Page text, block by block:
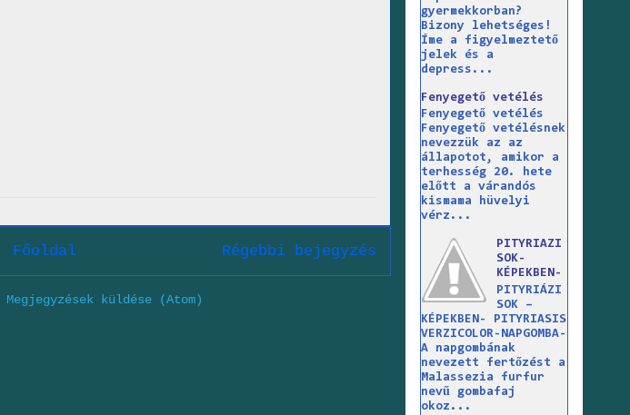
Régebbi bejegyzés
Főoldal
Megjegyzések küldése (Atom)
gyermekkorban?
Bizony lehetséges!
Íme a figyelmeztető
jelek és a
depress...
Fenyegető vetélés
Fenyegető vetélés
Fenyegető vetélésnek
nevezzük az az
állapotot, amikor a
terhesség 20. hete
előtt a várandós
kismama hüvelyi
vérz...
PITYRIAZI
SOK-
KÉPEKBEN-
PITYRIÁZI
SOK –
KÉPEKBEN- PITYRIASIS
VERZICOLOR-NAPGOMBA-
A napgombának
nevezett fertőzést a
Malassezia furfur
nevű gombafaj
okoz...